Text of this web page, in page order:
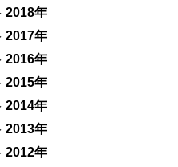
2018年
2017年
2016年
2015年
2014年
2013年
2012年